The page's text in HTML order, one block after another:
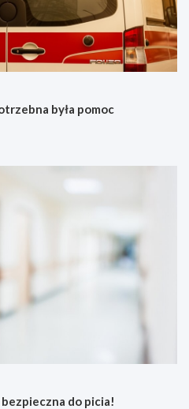
była pomoc
do picia!